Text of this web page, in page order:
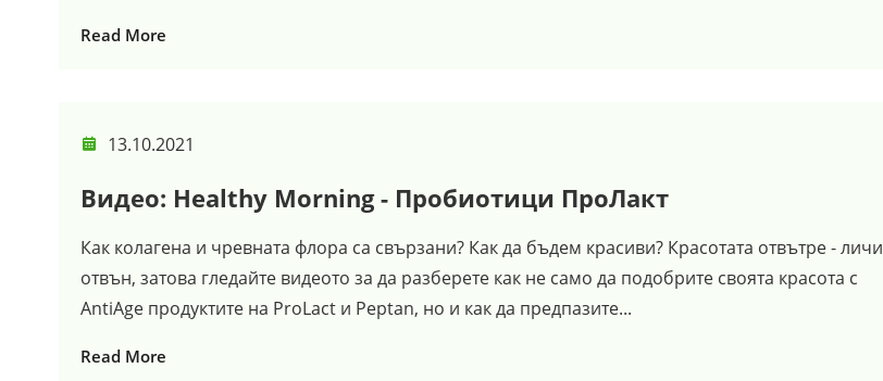
Read More
13.10.2021
Видео: Healthy Morning - Пробиотици ПроЛакт
Как колагена и чревната флора са свързани? Как да бъдем красиви? Красотата отвътре - личи
отвън, затова гледайте видеото за да разберете как не само да подобрите своята красота с
AntiAge продуктите на ProLact и Peptan, но и как да предпазите...
Read More